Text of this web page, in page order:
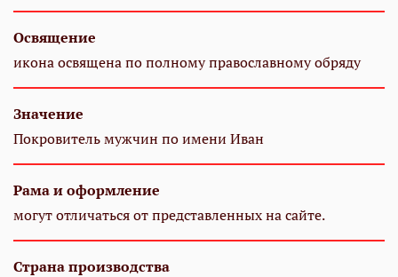
Освящение
икона освящена по полному православному обряду
Значение
Покровитель мужчин по имени Иван
Рама и оформление
могут отличаться от представленных на сайте.
Страна производства